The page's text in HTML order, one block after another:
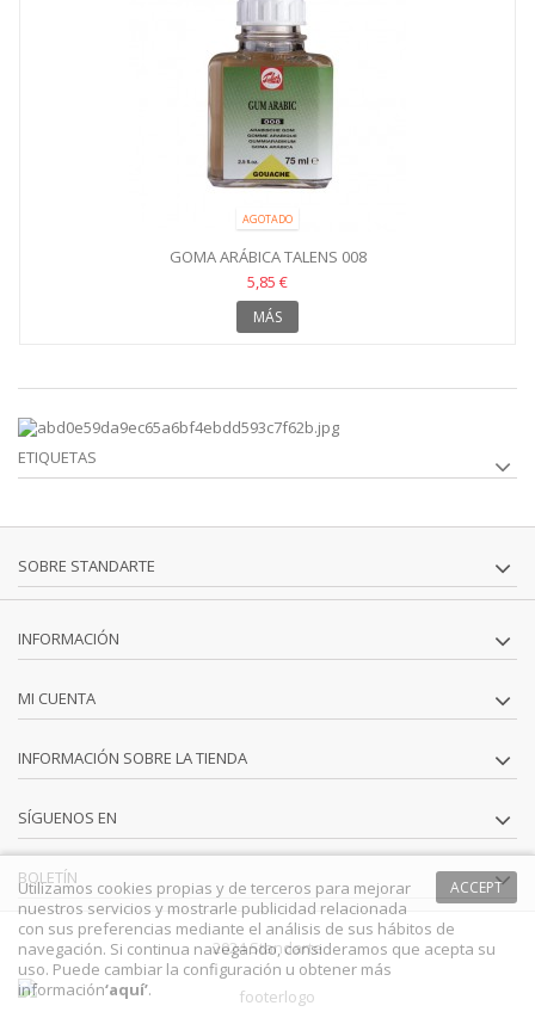
AGOTADO
GOMA ARÁBICA TALENS 008
5,85 €
MÁS
ETIQUETAS
SOBRE STANDARTE
INFORMACIÓN
MI CUENTA
INFORMACIÓN SOBRE LA TIENDA
SÍGUENOS EN
BOLETÍN
2024 Standarte
ACCEPT
Utilizamos cookies propias y de terceros para mejorar
nuestros servicios y mostrarle publicidad relacionada
con sus preferencias mediante el análisis de sus hábitos de
navegación. Si continua navegando, consideramos que acepta su
uso. Puede cambiar la configuración u obtener más
información‘aquí’.